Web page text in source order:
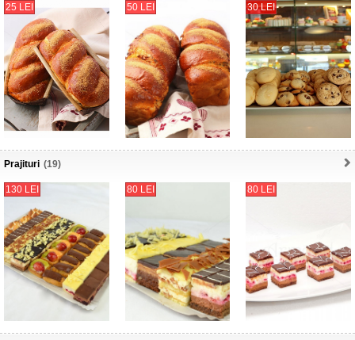
25 LEI 50 LEI 30 LEI
Prajituri (19)
130 LEI 80 LEI 80 LEI